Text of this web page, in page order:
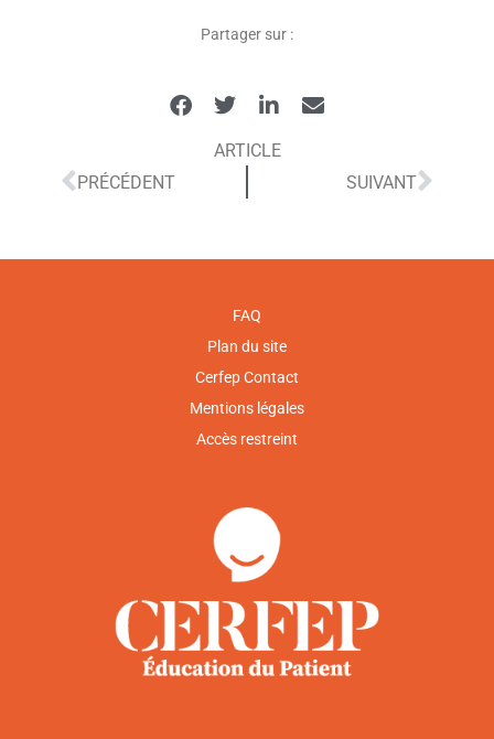
Partager sur :
ARTICLE
PRÉCÉDENT
SUIVANT
FAQ
Plan du site
Cerfep Contact
Mentions légales
Accès restreint